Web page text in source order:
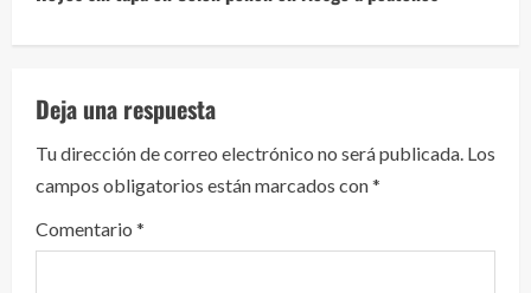
u
l
e
y
e
Deja una respuesta
Tu dirección de correo electrónico no será publicada. Los
campos obligatorios están marcados con*
Comentario *